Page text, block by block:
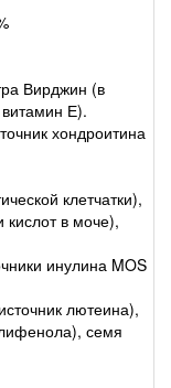
Вирджин (в
витамин Е).
хондроитина
клетчатки),
в моче),
инулина MOS
лютеина),
семя